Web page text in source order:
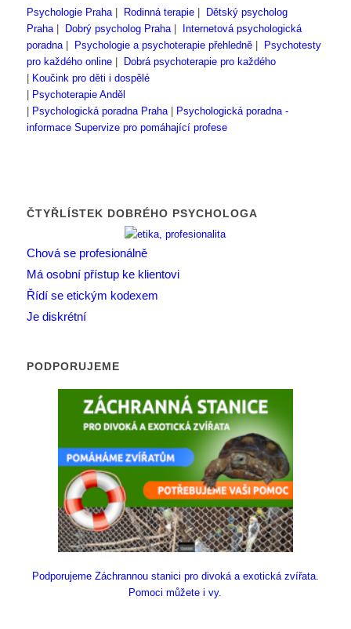
Psychologie Praha| Rodinná terapie|
Dětský psycholog
Praha| Dobrý psycholog Praha|
Internetová psychologická
poradna| Psychologie a psychoterapie přehledně|
Psychotesty
pro každého online|
Dobrá psychoterapie pro každého
Koučink pro děti i dospělé
Psychoterapie Anděl
Psychologická poradna Praha|
Psychologická poradna -
informace Supervize pro pomáhající profese
ČTYŘLÍSTEK DOBRÉHO PSYCHOLOGA
Chová se profesionálně
Má osobní přístup ke klientovi
Řídí se etickým kodexem
Je diskrétní
PODPORUJEME
Podporujeme Záchrannou stanici pro divoká a exotická zvířata.
Pomoci můžete i vy.